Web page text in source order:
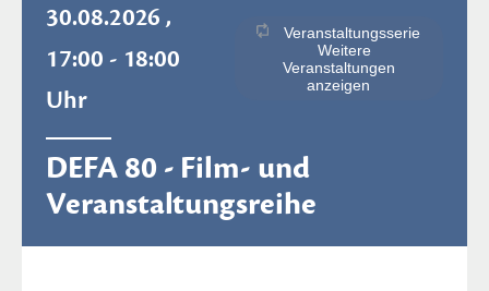
30.08.2026 ,
17:00 - 18:00
Uhr
Veranstaltungsserie
Weitere
Veranstaltungen
anzeigen
DEFA 80 - Film- und
Veranstaltungsreihe